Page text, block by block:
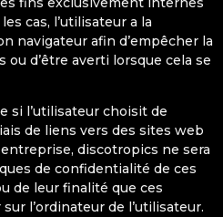
cas, l’utilisateur a la
navigateur afin d’empêcher la
d’être averti lorsque cela se
si l’utilisateur choisit de
de liens vers des sites web
discotropics ne sera
de confidentialité de ces
de leur finalité que ces
l’ordinateur de l’utilisateur.